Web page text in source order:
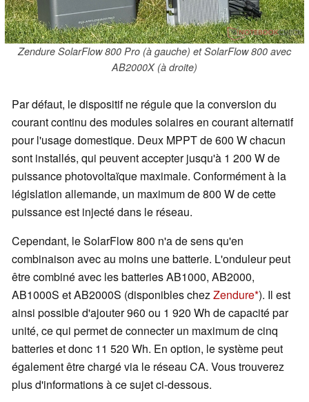
Zendure SolarFlow 800 Pro (à gauche) et SolarFlow 800 avec
AB2000X (à droite)
Par défaut, le dispositif ne régule que la conversion du
courant continu des modules solaires en courant alternatif
pour l'usage domestique. Deux MPPT de 600 W chacun
sont installés, qui peuvent accepter jusqu'à 1 200 W de
puissance photovoltaïque maximale. Conformément à la
législation allemande, un maximum de 800 W de cette
puissance est injecté dans le réseau.
Cependant, le SolarFlow 800 n'a de sens qu'en
combinaison avec au moins une batterie. L'onduleur peut
être combiné avec les batteries AB1000, AB2000,
AB1000S et AB2000S (disponibles chezZendure ). Il est
ainsi possible d'ajouter 960 ou 1 920 Wh de capacité par
unité, ce qui permet de connecter un maximum de cinq
batteries et donc 11 520 Wh. En option, le système peut
également être chargé via le réseau CA. Vous trouverez
plus d'informations à ce sujet ci-dessous.